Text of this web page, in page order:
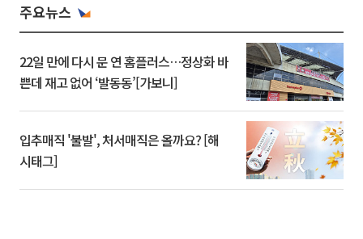
주요뉴스
22일 만에 다시 문 연 홈플러스…정상화 바
쁜데 재고 없어 ‘발동동’[가보니]
입추매직 '불발', 처서매직은 올까요? [해
시태그]